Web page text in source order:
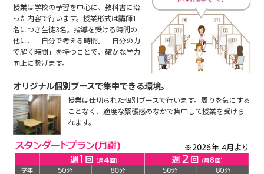
授業は学校の予習を中心に、教科書に沿
った内容で行います。授業形式は講師1
名につき生徒3名。指導を受ける時間の
他に、「自分で考える時間」「自分の力
で解く時間」を持つことで、確かな学力
向上に繋げます。
オリジナル個別ブースで集中できる環境。
授業は仕切られた個別ブースで行います。周りを気にする
ことなく、適度な緊張感のなかで集中して授業を受けら
れます。